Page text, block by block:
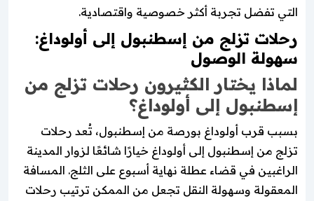
التي تفضل تجربة أكثر خصوصية واقتصادية.
رحلات تزلج من إسطنبول إلى أولوداغ:
سهولة الوصول
لماذا يختار الكثيرون رحلات تزلج من
إسطنبول إلى أولوداغ؟
بسبب قرب أولوداغ بورصة من إسطنبول، تُعد رحلات
تزلج من إسطنبول إلى أولوداغ خيارًا شائعًا لزوار المدينة
الراغبين في قضاء عطلة نهاية أسبوع على الثلج. المسافة
المعقولة وسهولة النقل تجعل من الممكن ترتيب رحلات